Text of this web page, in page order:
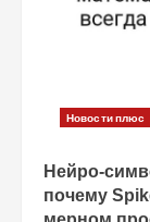
Новости плюс
Нейро-
почему